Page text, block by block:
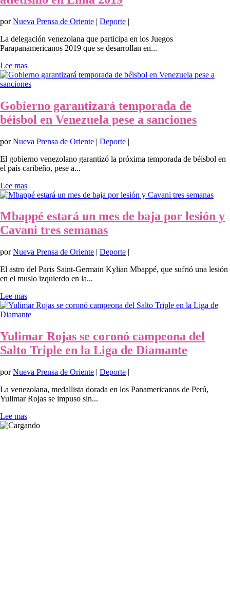
porNueva Prensa de Oriente | Deporte |
La delegación venezolana que participa en los Juegos
Parapanamericanos 2019 que se desarrollan en...
Lee mas
Gobierno garantizará temporada de
béisbol en Venezuela pese a sanciones
porNueva Prensa de Oriente | Deporte |
El gobierno venezolano garantizó la próxima temporada de béisbol en
el país caribeño, pese a...
Lee mas
Mbappé estará un mes de baja por lesión y
Cavani tres semanas
porNueva Prensa de Oriente | Deporte |
El astro del Paris Saint-Germain Kylian Mbappé, que sufrió una lesión
en el muslo izquierdo en la...
Lee mas
Yulimar Rojas se coronó campeona del
Salto Triple en la Liga de Diamante
porNueva Prensa de Oriente | Deporte |
La venezolana, medallista dorada en los Panamericanos de Perú,
Yulimar Rojas se impuso sin...
Lee mas